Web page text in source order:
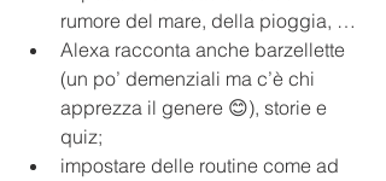
rumore del mare, della pioggia, …
Alexa racconta anche barzellette
(un po’ demenziali ma c’è chi
apprezza il genere 😊), storie e
quiz;
impostare delle routine come ad